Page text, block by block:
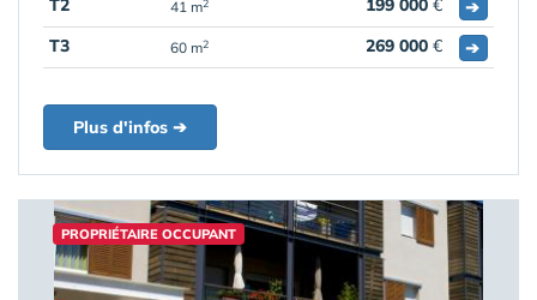
T2
41 m 199 000 €
➔
T3
60 m2 269 000 € ➔
Plus d'infos ➔
PROPRIÉTAIRE OCCUPANT